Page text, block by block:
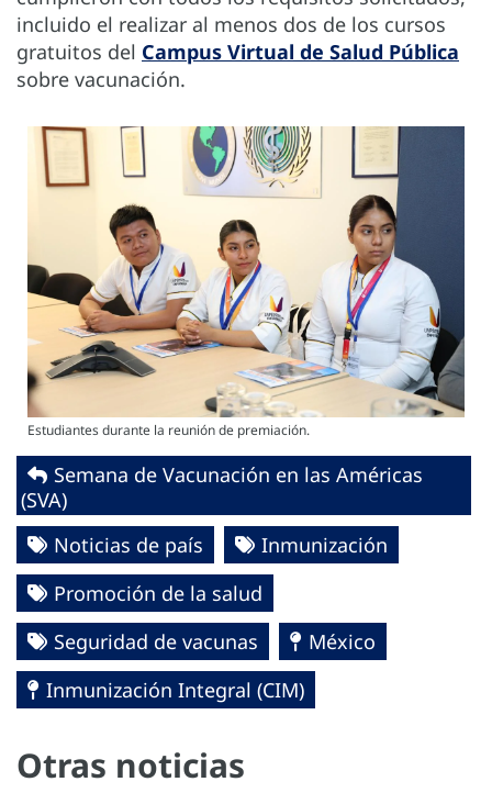
incluido el realizar al menos dos de los cursos
gratuitos del Campus Virtual de Salud Pública
sobre vacunación.
Estudiantes durante la reunión de premiación.
Semana de Vacunación en las Américas
(SVA)
Noticias de país
Inmunización
Promoción de la salud
Seguridad de vacunas
México
Inmunización Integral (CIM)
Otras noticias